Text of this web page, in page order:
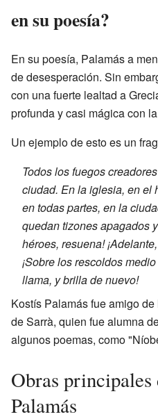
en su poesía?
En su poesía, Palamás a
de desesperación. Sin
con una fuerte lealtad a
profunda y casi mágica con
Un ejemplo de esto es un
Todos los fuegos
ciudad. En la iglesia, en el
en todas partes, en la
quedan tizones apagados
héroes, resuena!
¡Sobre los rescoldos
llama, y brilla de nuevo!
Kostís Palamás fue amigo
de Sarrà, quien fue alumna
algunos poemas, como
Obras principales
Palamás